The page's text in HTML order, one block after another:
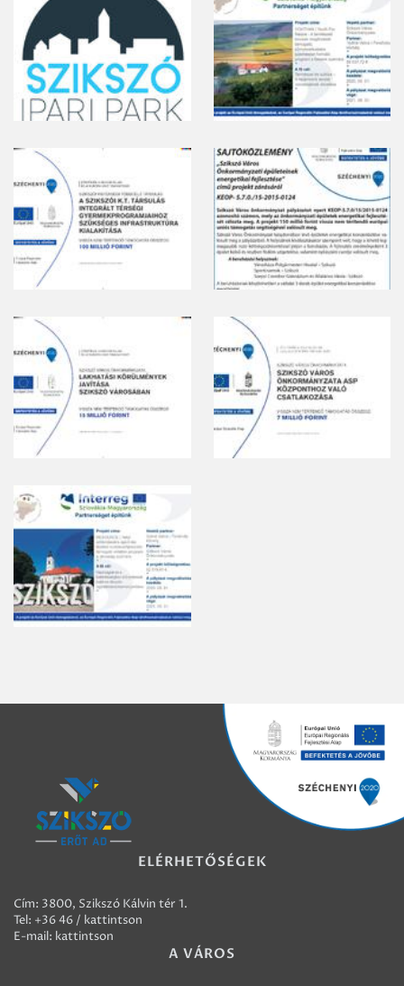
ELÉRHETŐSÉGEK
Cím: 3800, Szikszó Kálvin tér 1.
Tel: +36 46 / kattintson
E-mail: kattintson
A VÁROS